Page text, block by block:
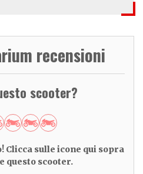
recensioni
scooter?
Clicca sulle icone qui sopra
questo scooter.